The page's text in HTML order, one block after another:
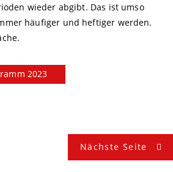
wieder abgibt. Das ist umso
häufiger und heftiger werden.
2023
Nächste Seite